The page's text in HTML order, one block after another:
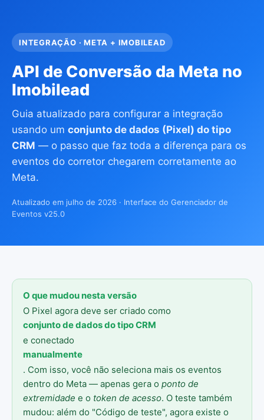
INTEGRAÇÃO · META + IMOBILEAD
API de Conversão da Meta no
Imobilead
Guia atualizado para configurar a integração
usando um conjunto de dados (Pixel) do tipo
CRM — o passo que faz toda a diferença para os
eventos do corretor chegarem corretamente ao
Meta.
Atualizado em julho de 2026 · Interface do Gerenciador de
Eventos v25.0
O que mudou nesta versão
O Pixel agora deve ser criado como
conjunto de dados do tipo CRM
e conectado
manualmente
. Com isso, você não seleciona mais os eventos
dentro do Meta — apenas gera o ponto de
extremidade e o token de acesso. O teste também
mudou: além do "Código de teste", agora existe o